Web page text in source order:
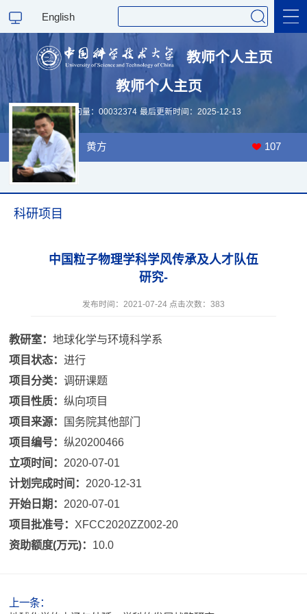
English
科学研究
教师个人主页
教师个人主页
访问量： 00032374 最后更新时间： 2025-12-13
黄方 107
科研项目
中国粒子物理学科学风传承及人才队伍
研究-
发布时间：2021-07-24 点击次数： 383
教研室：地球化学与环境科学系
项目状态：进行
项目分类：调研课题
项目性质：纵向项目
项目来源： 国务院其他部门
项目编号：纵20200466
立项时间： 2020-07-01
计划完成时间： 2020-12-31
开始日期： 2020-07-01
项目批准号： XFCC2020ZZ002-20
资助额度(万元)： 10.0
上一条：